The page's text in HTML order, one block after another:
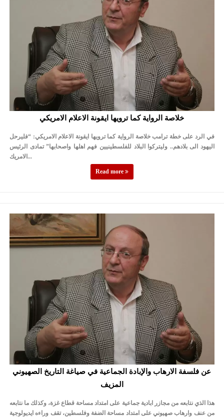
خلاصة الرواية كما ترويها ايقونة الاعلام الامريكي
في الرد على خطة ترامب خلاصة الرواية كما ترويها ايقونة الاعلام الامريكي: “فليرحل
اليهود الى بلادهم.. وليتركوا البلاد للفلسطينيين فهم اهلها واصحابها” تمادى الرئيس
الامريك...
Read more
عن فلسفة الارهاب والإبادة الجماعية في صياغة التاريخ الصهيوني
المزيف
هذا الذي نتابعه من مجازر ابادية جماعية على امتداد مساحة قطاع غزة، وكذلك ما نتابعه
من عنف وارهاب صهيوني على امتداد مساحة الضفة وفلسطين، تقف وراءه ايديولوجية